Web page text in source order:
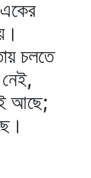
চলতে
আছে;